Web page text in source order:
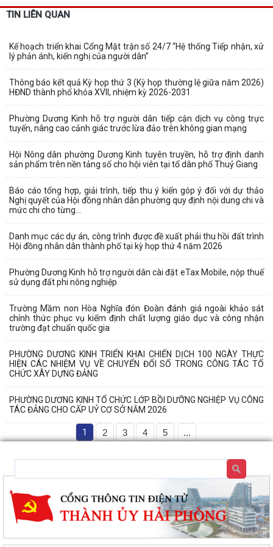
TIN LIÊN QUAN
Kế hoạch triển khai Cổng Mặt trận số 24/7 “Hệ thống Tiếp nhận, xử
lý phản ánh, kiến nghị của người dân”
Thông báo kết quả Kỳ họp thứ 3 (Kỳ họp thường lệ giữa năm 2026)
HĐND thành phố khóa XVII, nhiệm kỳ 2026-2031
Phường Dương Kinh hỗ trợ người dân tiếp cận dịch vụ công trực
tuyến, nâng cao cảnh giác trước lừa đảo trên không gian mạng
Hội Nông dân phường Dương Kinh tuyên truyền, hỗ trợ định danh
sản phẩm trên nền tảng số cho hội viên tại tổ dân phố Thuỷ Giang
Báo cáo tổng hợp, giải trình, tiếp thu ý kiến góp ý đối với dự thảo
Nghị quyết của Hội đồng nhân dân phường quy định nội dung chi và
mức chi cho từng...
Danh mục các dự án, công trình được đề xuất phải thu hồi đất trình
Hội đồng nhân dân thành phố tại kỳ họp thứ 4 năm 2026
Phường Dương Kinh hỗ trợ người dân cài đặt eTax Mobile, nộp thuế
sử dụng đất phi nông nghiệp
Trường Mầm non Hòa Nghĩa đón Đoàn đánh giá ngoài khảo sát
chính thức phục vụ kiểm định chất lượng giáo dục và công nhận
trường đạt chuẩn quốc gia
PHƯỜNG DƯƠNG KINH TRIỂN KHAI CHIẾN DỊCH 100 NGÀY THỰC
HIỆN CÁC NHIỆM VỤ VỀ CHUYỂN ĐỔI SỐ TRONG CÔNG TÁC TỔ
CHỨC XÂY DỰNG ĐẢNG
PHƯỜNG DƯƠNG KINH TỔ CHỨC LỚP BỒI DƯỠNG NGHIỆP VỤ CÔNG
TÁC ĐẢNG CHO CẤP UỶ CƠ SỞ NĂM 2026
1 2 3 4 5 ...